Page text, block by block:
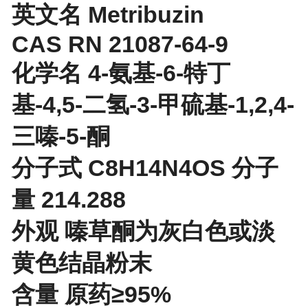
英文名 Metribuzin
CAS RN 21087-64-9
化学名 4-氨基-6-特丁
基-4,5-二氢-3-甲硫基-1,2,4-
三嗪-5-酮
分子式 C8H14N4OS 分子
量 214.288
外观 嗪草酮为灰白色或淡
黄色结晶粉末
含量 原药≥95%